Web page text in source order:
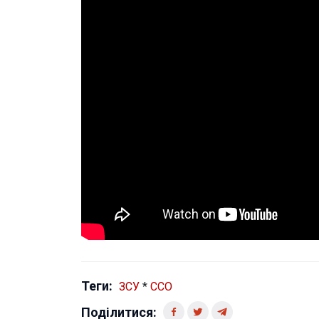
Теги: ЗСУ * ССО
Поділитися: